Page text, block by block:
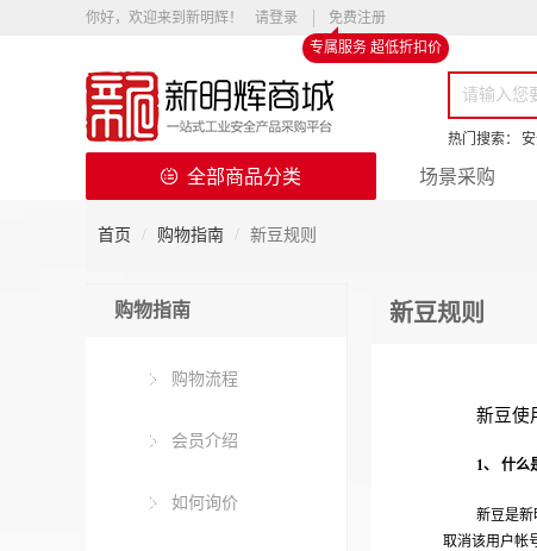
你好，欢迎来到新明辉！ 请登录
免费注册
专属服务 超低折扣价
热门搜索：
全部商品分类 场景采购
首页 购物指南 新豆规则
购物指南
购物流程
会员介绍
如何询价
新豆规则
新豆使
1、 什么
新豆是新
取消该用户帐